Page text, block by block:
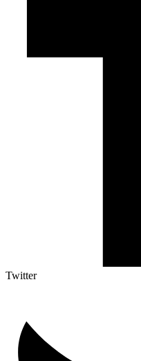
Twitter